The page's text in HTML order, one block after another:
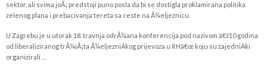
sektor, ali svima joÅ¡ predstoji puno posla da bi se dostigla proklamirana politika
zelenog plana i prebacivanja tereta sa ceste na Å¾eljeznicu.
U Zagrebu je u utorak 18. travnja odrÅ¾ana konferencija pod nazivom â€ž10 godina
od liberaliziranog trÅ¾iÅ¡ta Å¾eljezniÄkog prijevoza u RHâ€œ koju su zajedniÄki
organizirali …